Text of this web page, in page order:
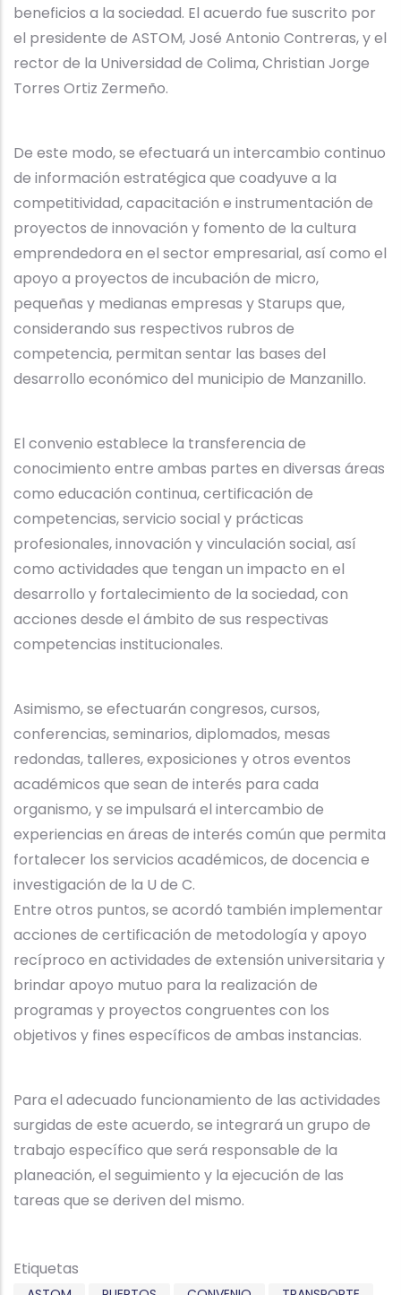
beneficios a la sociedad. El acuerdo fue suscrito por
el presidente de ASTOM, José Antonio Contreras, y el
rector de la Universidad de Colima, Christian Jorge
Torres Ortiz Zermeño.
De este modo, se efectuará un intercambio continuo
de información estratégica que coadyuve a la
competitividad, capacitación e instrumentación de
proyectos de innovación y fomento de la cultura
emprendedora en el sector empresarial, así como el
apoyo a proyectos de incubación de micro,
pequeñas y medianas empresas y Starups que,
considerando sus respectivos rubros de
competencia, permitan sentar las bases del
desarrollo económico del municipio de Manzanillo.
El convenio establece la transferencia de
conocimiento entre ambas partes en diversas áreas
como educación continua, certificación de
competencias, servicio social y prácticas
profesionales, innovación y vinculación social, así
como actividades que tengan un impacto en el
desarrollo y fortalecimiento de la sociedad, con
acciones desde el ámbito de sus respectivas
competencias institucionales.
Asimismo, se efectuarán congresos, cursos,
conferencias, seminarios, diplomados, mesas
redondas, talleres, exposiciones y otros eventos
académicos que sean de interés para cada
organismo, y se impulsará el intercambio de
experiencias en áreas de interés común que permita
fortalecer los servicios académicos, de docencia e
investigación de la U de C.
Entre otros puntos, se acordó también implementar
acciones de certificación de metodología y apoyo
recíproco en actividades de extensión universitaria y
brindar apoyo mutuo para la realización de
programas y proyectos congruentes con los
objetivos y fines específicos de ambas instancias.
Para el adecuado funcionamiento de las actividades
surgidas de este acuerdo, se integrará un grupo de
trabajo específico que será responsable de la
planeación, el seguimiento y la ejecución de las
tareas que se deriven del mismo.
Etiquetas